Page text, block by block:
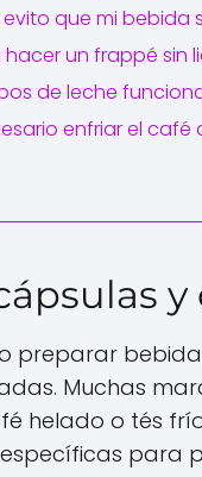
evito que mi bebida
hacer un frappé sin
de leche
enfriar el
preparar
Muchas
helado o tés
para